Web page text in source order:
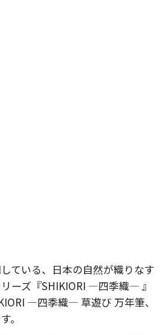
ている、日本の自然が織りなす
ーズ『SHIKIORI ―四季織― 』
―四季織― 草遊び 万年筆、
。